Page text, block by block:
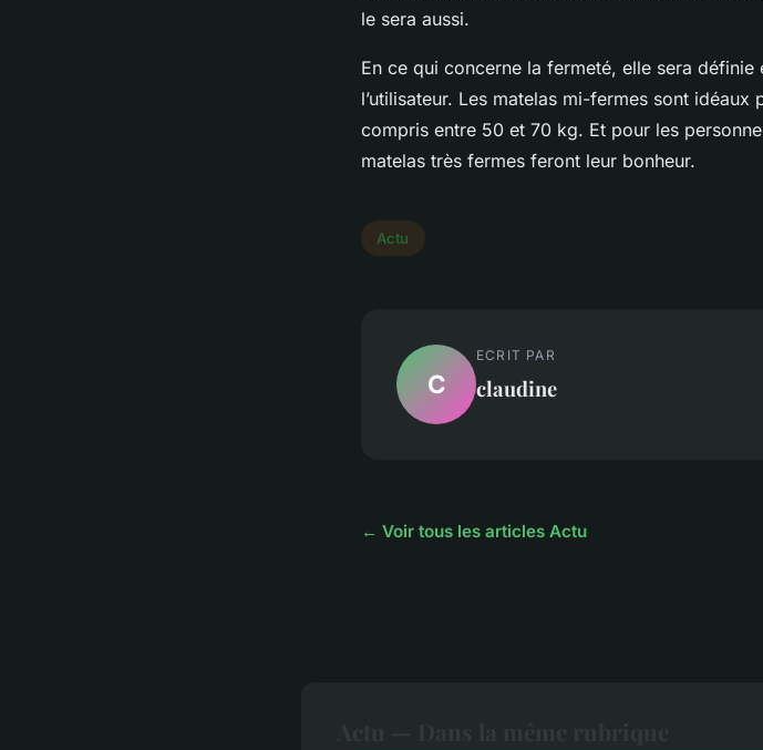
le sera aussi.
En ce qui concerne la fermeté, elle sera
l’utilisateur. Les matelas mi-fermes sont
compris entre 50 et 70 kg. Et pour les
matelas très fermes feront leur bonheur.
Actu
C
ECRIT PAR
claudine
← Voir tous les articles Actu